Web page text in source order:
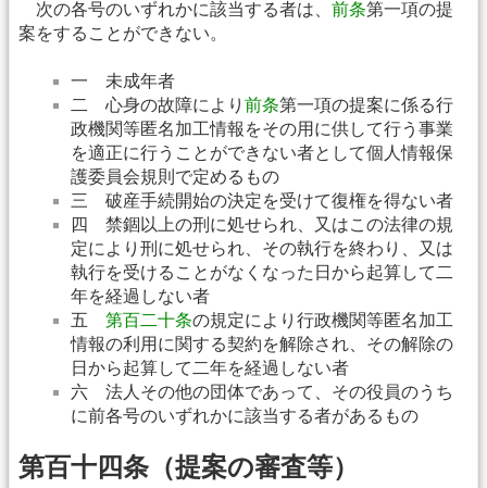
次の各号のいずれかに該当する者は、 前条第一項の提
案をすることができない。
一 未成年者
二 心身の故障により 前条第一項の提案に係る行
政機関等匿名加工情報をその用に供して行う事業
を適正に行うことができない者として個人情報保
護委員会規則で定めるもの
三 破産手続開始の決定を受けて復権を得ない者
四 禁錮以上の刑に処せられ、又はこの法律の規
定により刑に処せられ、その執行を終わり、又は
執行を受けることがなくなった日から起算して二
年を経過しない者
五 第百二十条の規定により行政機関等匿名加工
情報の利用に関する契約を解除され、その解除の
日から起算して二年を経過しない者
六 法人その他の団体であって、その役員のうち
に前各号のいずれかに該当する者があるもの
第百十四条（提案の審査等）